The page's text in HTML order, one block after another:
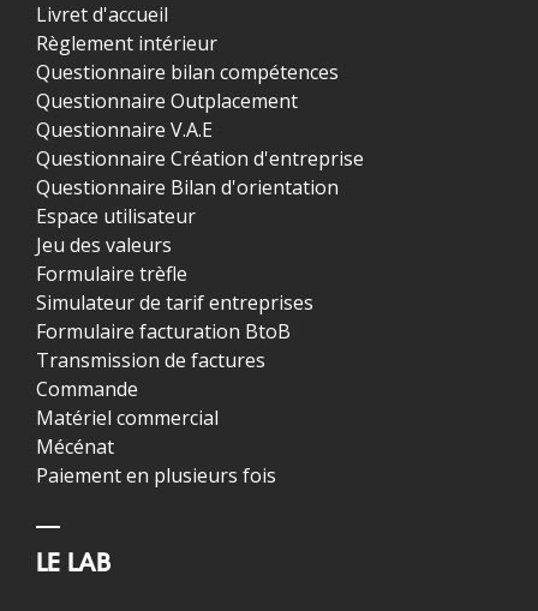
Livret d'accueil
Règlement intérieur
Questionnaire bilan compétences
Questionnaire Outplacement
Questionnaire V.A.E
Questionnaire Création d'entreprise
Questionnaire Bilan d'orientation
Espace utilisateur
Jeu des valeurs
Formulaire trèfle
Simulateur de tarif entreprises
Formulaire facturation BtoB
Transmission de factures
Commande
Matériel commercial
Mécénat
Paiement en plusieurs fois
LE LAB